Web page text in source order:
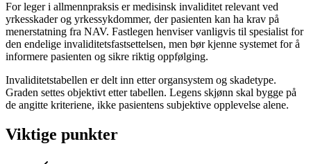
For leger i allmennpraksis er medisinsk invaliditet relevant ved
yrkesskader og yrkessykdommer, der pasienten kan ha krav på
menerstatning fra NAV. Fastlegen henviser vanligvis til spesialist for
den endelige invaliditetsfastsettelsen, men bør kjenne systemet for å
informere pasienten og sikre riktig oppfølging.
Invaliditetstabellen er delt inn etter organsystem og skadetype.
Graden settes objektivt etter tabellen. Legens skjønn skal bygge på
de angitte kriteriene, ikke pasientens subjektive opplevelse alene.
Viktige punkter